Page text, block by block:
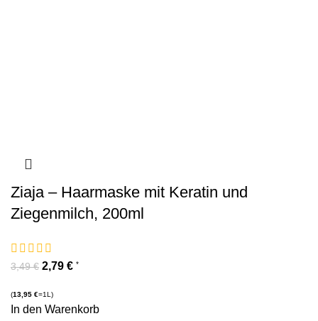
Ziaja – Haarmaske mit Keratin und
Ziegenmilch, 200ml
3,49€ 2,79 € *
(13,95 €=1L)
In den Warenkorb